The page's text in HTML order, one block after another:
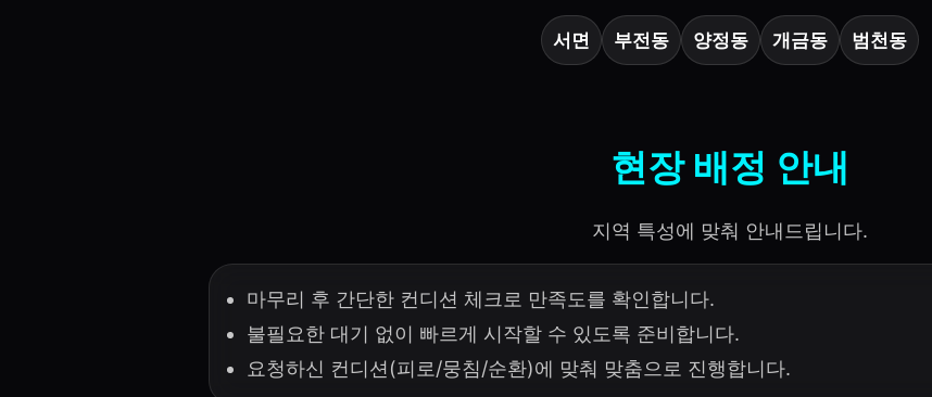
서면 부전동 양정동 개금동 범천동
현장 배정 안내
지역 특성에 맞춰 안내드립니다.
마무리 후 간단한 컨디션 체크로 만족도를 확인합니다.
불필요한 대기 없이 빠르게 시작할 수 있도록 준비합니다.
요청하신 컨디션(피로/뭉침/순환)에 맞춰 맞춤으로 진행합니다.